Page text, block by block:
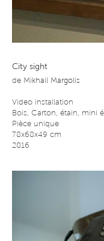
City sight
de Mikhail Margolis
Video installation
Bois, Carton, étain, mini
Pièce unique
78x68x49 cm
2016